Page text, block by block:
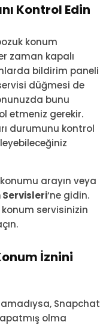
Kontrol Edin
konum
zaman kapalı
bildirim paneli
düğmesi de
bunu
etmeniz gerekir.
durumunu kontrol
konumu arayın veya
Servisleri‘ne gidin.
servisinizin
İznini
Snapchat
olma